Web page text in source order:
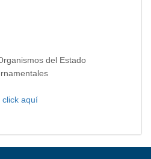
del Estado
click aquí